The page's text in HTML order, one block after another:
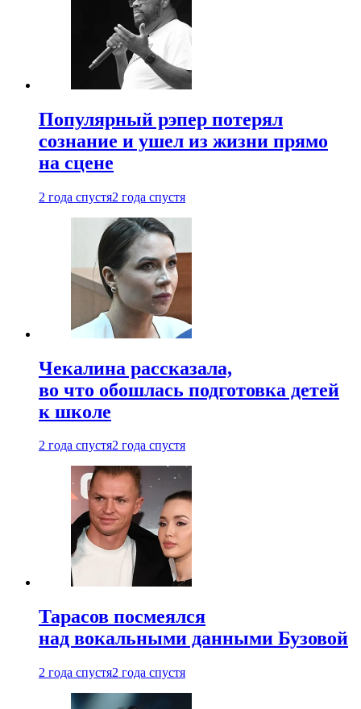
Популярный рэпер потерял
сознание и ушел из жизни прямо
на сцене
2 года спустя2 года спустя
Чекалина рассказала,
во что обошлась подготовка детей
к школе
2 года спустя2 года спустя
Тарасов посмеялся
над вокальными данными Бузовой
2 года спустя2 года спустя